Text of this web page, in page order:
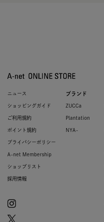
ニュース
ショッピングガイド
ご利用規約
ポイント規約
プライバシーポリシー
A-net Membership
ショップリスト
採用情報
ブランド
ZUCCa
Plantation
NYA-